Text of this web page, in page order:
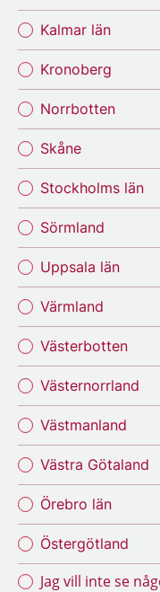
Kalmar län
Kronoberg
Norrbotten
Skåne
Stockholms län
Sörmland
Uppsala län
Värmland
Västerbotten
Västernorrland
Västmanland
Västra Götaland
Örebro län
Östergötland
Jag vill inte se